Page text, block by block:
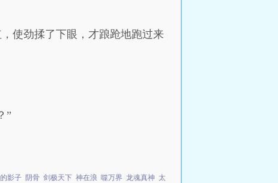
使劲揉了下眼，才踉跄地跑过来
”
影子 阴骨 剑极天下 神在浪 噬万界 龙魂真神 太